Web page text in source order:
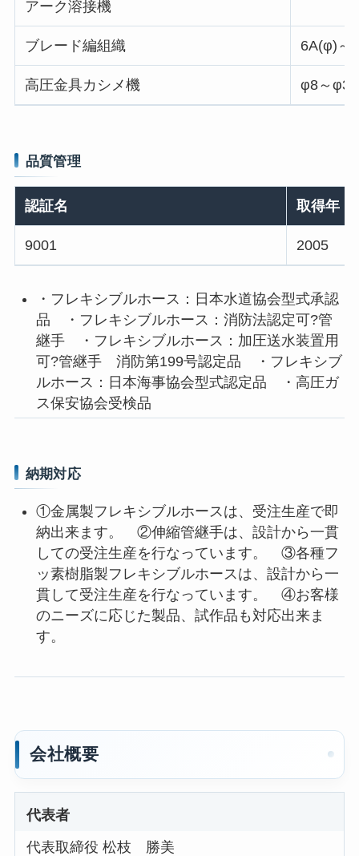
アーク溶接機
ブレード編組織 6A(φ)～
高圧金具カシメ機 φ8～
品質管理
認証名 取得年
9001 2005
・フレキシブルホース：日本水道協会型式承認
品 ・フレキシブルホース：消防法認定可?管
継手 ・フレキシブルホース：加圧送水装置用
可?管継手 消防第199号認定品 ・フレキシブ
ルホース：日本海事協会型式認定品 ・高圧ガ
ス保安協会受検品
納期対応
①金属製フレキシブルホースは、受注生産で即
納出来ます。 ②伸縮管継手は、設計から一貫
しての受注生産を行なっています。 ③各種フ
ッ素樹脂製フレキシブルホースは、設計から一
貫して受注生産を行なっています。 ④お客様
のニーズに応じた製品、試作品も対応出来ま
す。
会社概要
代表者
代表取締役 松枝 勝美